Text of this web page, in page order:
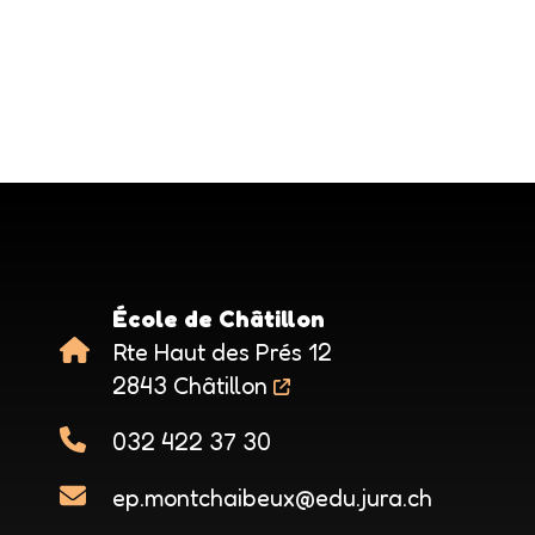
École de Châtillon
Rte Haut des Prés 12
2843 Châtillon
032 422 37 30
ep.montchaibeux@edu.jura.ch